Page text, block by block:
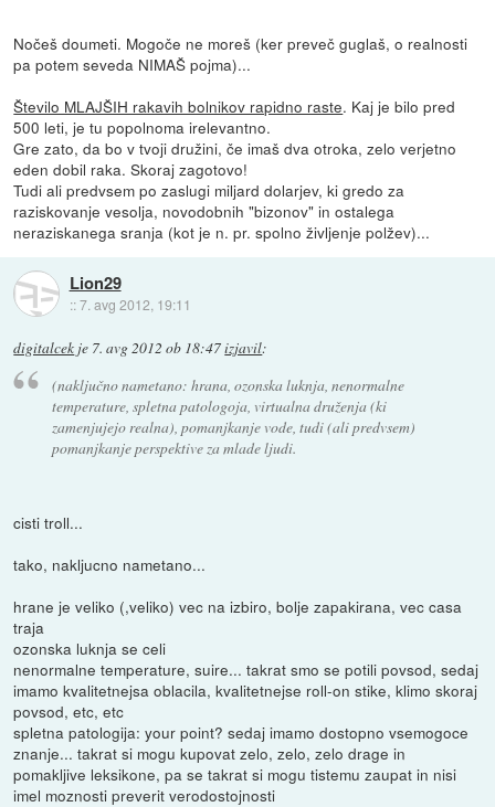
Nočeš doumeti. Mogoče ne moreš (ker preveč guglaš, o realnosti
pa potem seveda NIMAŠ pojma)...
Število MLAJŠIH rakavih bolnikov rapidno raste. Kaj je bilo pred
500 leti, je tu popolnoma irelevantno.
Gre zato, da bo v tvoji družini, če imaš dva otroka, zelo verjetno
eden dobil raka. Skoraj zagotovo!
Tudi ali predvsem po zaslugi miljard dolarjev, ki gredo za
raziskovanje vesolja, novodobnih "bizonov" in ostalega
neraziskanega sranja (kot je n. pr. spolno življenje polžev)...
Lion29
::7. avg 2012, 19:11
digitalcek je 7. avg 2012 ob 18:47izjavil:
(naključno nametano: hrana, ozonska luknja, nenormalne
temperature, spletna patologoja, virtualna druženja (ki
zamenjujejo realna), pomanjkanje vode, tudi (ali predvsem)
pomanjkanje perspektive za mlade ljudi.
cisti troll...
tako, nakljucno nametano...
hrane je veliko (,veliko) vec na izbiro, bolje zapakirana, vec casa
traja
ozonska luknja se celi
nenormalne temperature, suire... takrat smo se potili povsod, sedaj
imamo kvalitetnejsa oblacila, kvalitetnejse roll-on stike, klimo skoraj
povsod, etc, etc
spletna patologija: your point? sedaj imamo dostopno vsemogoce
znanje... takrat si mogu kupovat zelo, zelo, zelo drage in
pomakljive leksikone, pa se takrat si mogu tistemu zaupat in nisi
imel moznosti preverit verodostojnosti